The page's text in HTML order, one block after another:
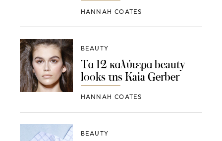
HANNAH COATES
BEAUTY
Τα 12 καλύτερα beauty
looks της Kaia Gerber
HANNAH COATES
BEAUTY